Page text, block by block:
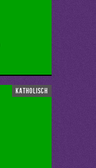
katholisch